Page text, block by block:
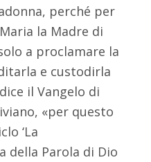
perché per
la Madre di
a proclamare la
e custodirla
il Vangelo di
«per questo
‘La
della Parola di Dio